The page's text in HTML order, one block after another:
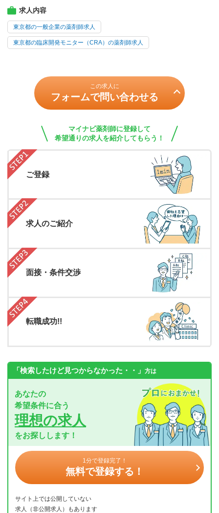
求人内容
東京都の一般企業の薬剤師求人
東京都の臨床開発モニター（CRA）の薬剤師求人
この求人に
フォームで問い合わせる
マイナビ薬剤師に登録して
希望通りの求人を紹介してもらう！
ご登録
求人のご紹介
面接・条件交渉
転職成功!!
「検索したけど見つからなかった・・」 方は
あなたの
希望条件に合う
理想の求人
をお探しします！
1分で登録完了！
無料で登録する！
サイト上では公開していない
求人（非公開求人）もあります